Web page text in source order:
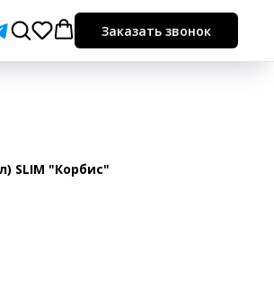
Заказать звонок
SLIM "Корбис"